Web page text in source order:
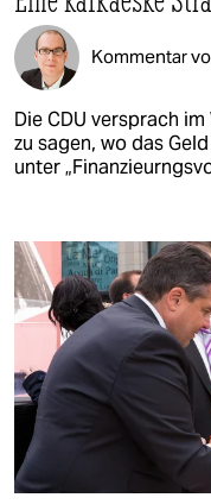
Kommentar
Die CDU versprach
zu sagen, wo das
unter